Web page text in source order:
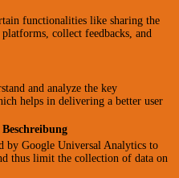
functionalities like sharing the
collect feedbacks, and
and analyze the key
helps in delivering a better user
Beschreibung
by Google Universal Analytics to
thus limit the collection of data on